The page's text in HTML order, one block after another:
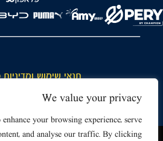
We value your privacy
enhance your browsing experience, serve
and analyse our traffic. By clicking
תנאי שימוש ומדיניות
כללי כניסה והתנהגות באצטדיון
דרושים